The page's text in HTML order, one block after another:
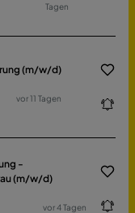
Tagen
(m/w/d)
vor 11 Tagen
-
(m/w/d)
vor 4 Tagen